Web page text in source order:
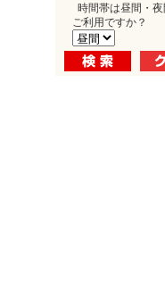
時間帯は昼間・
ご利用ですか？